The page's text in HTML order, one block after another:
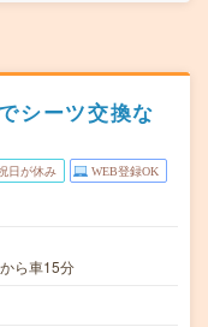
シーツ交換な
日が休み WEB登録OK
ら車15分